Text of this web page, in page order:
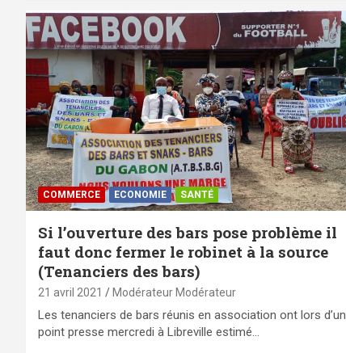
COMMERCE ECONOMIE SANTÉ
Si l’ouverture des bars pose problème il
faut donc fermer le robinet à la source
(Tenanciers des bars)
21 avril 2021 Modérateur Modérateur
Les tenanciers de bars réunis en association ont lors d’un
point presse mercredi à Libreville estimé…